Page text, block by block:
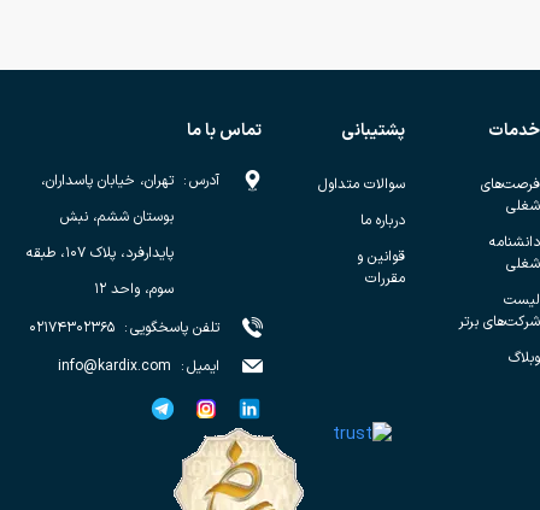
خدمات
فرصت‌های
شغلی
دانشنامه
شغلی
لیست
شرکت‌های برتر
وبلاگ
پشتیبانی
سوالات متداول
درباره ما
قوانین و
مقررات
تماس با ما
آدرس: تهران، خیابان پاسداران،
بوستان ششم، نبش
پایدارفرد، پلاک ۱۰۷، طبقه
سوم، واحد ۱۲
تلفن پاسخگویی: ۰۲۱۷۴۳۰۲۳۶۵
ایمیل:
info@kardix.com